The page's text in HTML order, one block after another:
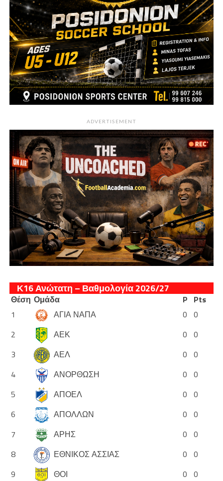
ADVERTISEMENT
Κ16 Ανώτατη – Βαθμολογία 2026/27
Θέση Ομάδα P Pts
1
ΑΓΙΑ ΝΑΠΑ 0 0
2
ΑΕΚ 0 0
3
ΑΕΛ 0 0
4
ΑΝΟΡΘΩΣΗ 0 0
5
ΑΠΟΕΛ 0 0
6
ΑΠΟΛΛΩΝ 0 0
7
ΑΡΗΣ 0 0
8
ΕΘΝΙΚΟΣ ΑΣΣΙΑΣ 0 0
9
ΘΟΙ 0 0